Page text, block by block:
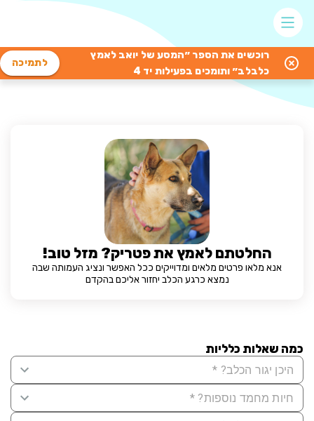
רוכשים את הספר ״המסע של יואב לאמץ
כלבלב״ ותומכים בפעילות יד 4
לתמיכה
החלטתם לאמץ את פטריק? מזל טוב!
אנא מלאו פרטים מלאים ומדוייקים ככל האפשר ונציג העמותה שבה
נמצא כרגע הכלב יחזור אליכם בהקדם
כמה שאלות כלליות